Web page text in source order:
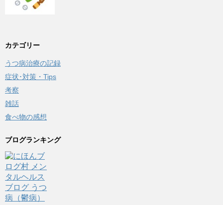
カテゴリー
うつ病治療の記録
症状･対策・Tips
考察
雑話
食べ物の感想
ブログランキング